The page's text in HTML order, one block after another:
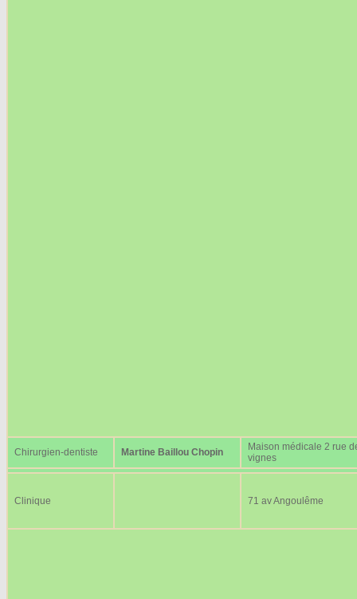
Chirurgien-dentiste Martine Baillou Chopin
Maison médicale 2 rue
vignes
Clinique 71 av Angoulême